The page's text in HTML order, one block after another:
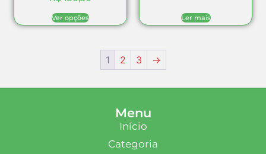
Ver opções Ler mais
1 2 3 →
Menu
Início
Categoria